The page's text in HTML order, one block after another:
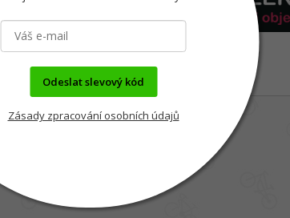
Odeslat slevový kód
Zásady zpracování osobních údajů